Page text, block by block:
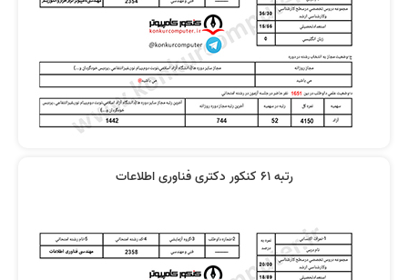
رتبه 61 کنکور دکتری فناوری اطلاعات